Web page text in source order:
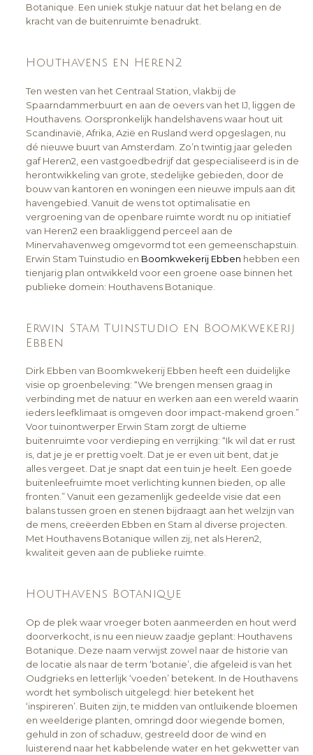
Botanique. Een uniek stukje natuur dat het belang en de
kracht van de buitenruimte benadrukt.
Houthavens en Heren2
Ten westen van het Centraal Station, vlakbij de
Spaarndammerbuurt en aan de oevers van het IJ, liggen de
Houthavens. Oorspronkelijk handelshavens waar hout uit
Scandinavië, Afrika, Azië en Rusland werd opgeslagen, nu
dé nieuwe buurt van Amsterdam. Zo’n twintig jaar geleden
gaf Heren2, een vastgoedbedrijf dat gespecialiseerd is in de
herontwikkeling van grote, stedelijke gebieden, door de
bouw van kantoren en woningen een nieuwe impuls aan dit
havengebied. Vanuit de wens tot optimalisatie en
vergroening van de openbare ruimte wordt nu op initiatief
van Heren2 een braakliggend perceel aan de
Minervahavenweg omgevormd tot een gemeenschapstuin.
Erwin Stam Tuinstudio en Boomkwekerij Ebben hebben een
tienjarig plan ontwikkeld voor een groene oase binnen het
publieke domein: Houthavens Botanique.
Erwin Stam Tuinstudio en Boomkwekerij
Ebben
Dirk Ebben van Boomkwekerij Ebben heeft een duidelijke
visie op groenbeleving: “We brengen mensen graag in
verbinding met de natuur en werken aan een wereld waarin
ieders leefklimaat is omgeven door impact-makend groen.”
Voor tuinontwerper Erwin Stam zorgt de ultieme
buitenruimte voor verdieping en verrijking: “Ik wil dat er rust
is, dat je je er prettig voelt. Dat je er even uit bent, dat je
alles vergeet. Dat je snapt dat een tuin je heelt. Een goede
buitenleefruimte moet verlichting kunnen bieden, op alle
fronten.” Vanuit een gezamenlijk gedeelde visie dat een
balans tussen groen en stenen bijdraagt aan het welzijn van
de mens, creëerden Ebben en Stam al diverse projecten.
Met Houthavens Botanique willen zij, net als Heren2,
kwaliteit geven aan de publieke ruimte.
Houthavens Botanique
Op de plek waar vroeger boten aanmeerden en hout werd
doorverkocht, is nu een nieuw zaadje geplant: Houthavens
Botanique. Deze naam verwijst zowel naar de historie van
de locatie als naar de term ‘botanie’, die afgeleid is van het
Oudgrieks en letterlijk ‘voeden’ betekent. In de Houthavens
wordt het symbolisch uitgelegd: hier betekent het
‘inspireren’. Buiten zijn, te midden van ontluikende bloemen
en weelderige planten, omringd door wiegende bomen,
gehuld in zon of schaduw, gestreeld door de wind en
luisterend naar het kabbelende water en het gekwetter van